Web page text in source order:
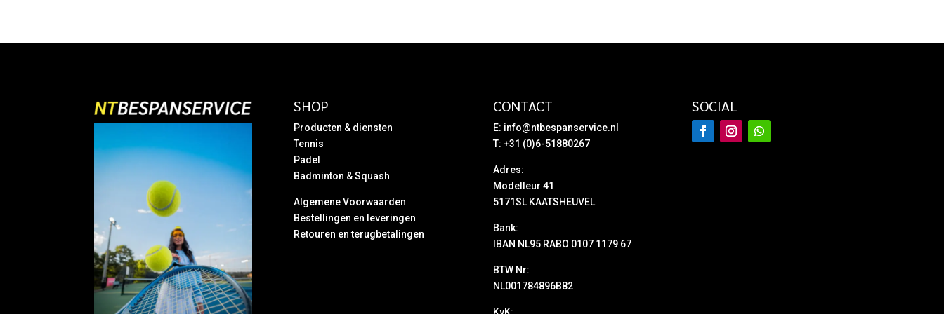
SHOP
Producten & diensten
Tennis
Padel
Badminton & Squash
Algemene Voorwaarden
Bestellingen en leveringen
Retouren en terugbetalingen
CONTACT
E: info@ntbespanservice.nl
T: +31 (0)6-51880267
Adres:
Modelleur 41
5171SL KAATSHEUVEL
Bank:
IBAN NL95 RABO 0107 1179 67
BTW Nr:
NL001784896B82
SOCIAL